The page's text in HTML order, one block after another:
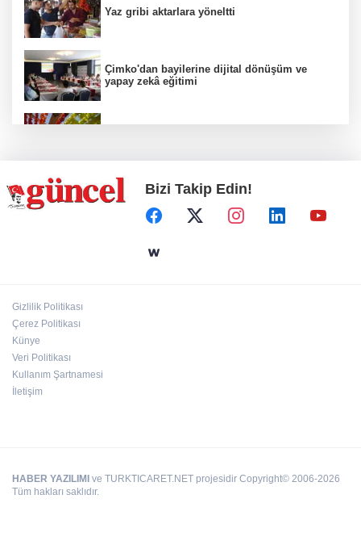
Yaz gribi aktarlara yöneltti
Çimko'dan bayilerine dijital dönüşüm ve
yapay zekâ eğitimi
Hamileler denize veya havuza girebilir mi?
Bizi Takip Edin!
Gizlilik Politikası
Çerez Politikası
Künye
Veri Politikası
Kullanım Şartnamesi
İletişim
HABER YAZILIMI ve TURKTICARET.NET projesidir Copyright© 2006-2026
Tüm hakları saklıdır.